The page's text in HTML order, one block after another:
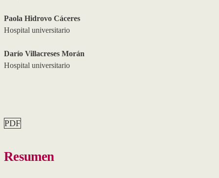
Paola Hidrovo Cáceres
Hospital universitario
Darío Villacreses Morán
Hospital universitario
PDF
Resumen